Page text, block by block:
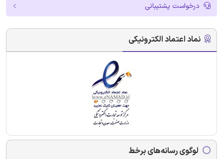
درخواست پشتیبانی
نماد اعتماد الکترونیکی
لوگوی رسانه‌های برخط